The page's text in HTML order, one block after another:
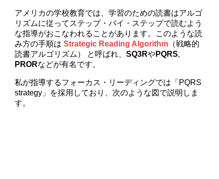
アメリカの学校教育では、学習のための読書はアルゴ
リズムに従ってステップ・バイ・ステップで読むよう
な指導がおこなわれることがあります。このような読
み方の手順はStrategic Reading Algorithm （戦略的
読書アルゴリズム） と呼ばれ、SQ3RやPQRS,
PRORなどが有名です。
私が指導するフォーカス・リーディングでは「PQRS
strategy」を採用しており、次のような図で説明しま
す。